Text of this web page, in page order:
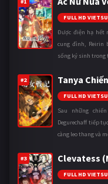
FULL HD
Được điện hạ hết
cung đình, Reirin
sống ký sinh
#2 Tanya
FULL HD
Sau những
Degurechaff tiếp
càng leo thang và
#3 Clevatess
FULL HD